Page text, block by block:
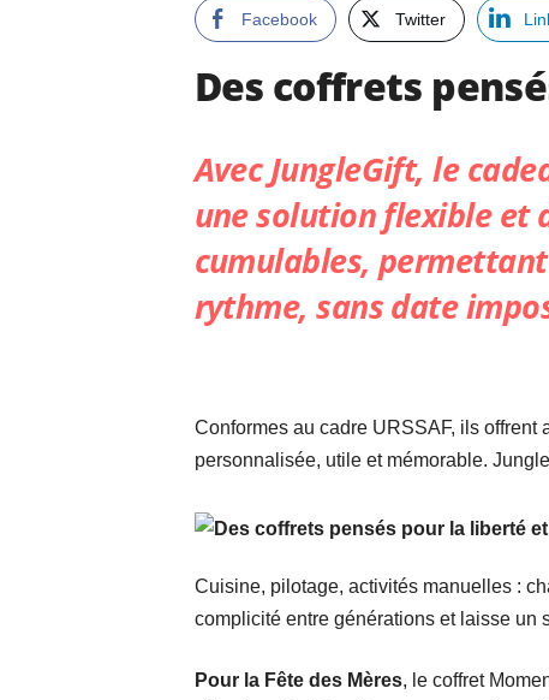
Facebook Twitter
Des coffrets
AvecJungleGift, le
une solution flexible et
cumulables,
rythme, sans date
Conformes au cadre URSSAF, ils
personnalisée, utile et mémorable.
Cuisine, pilotage, activités manuelles :
complicité entre générations et laisse un
Pour la Fête des Mères, le coffret